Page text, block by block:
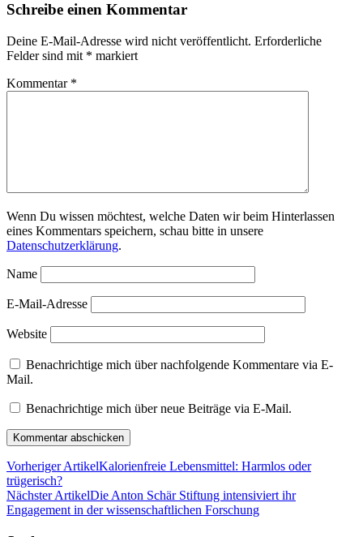
Schreibe einen Kommentar
Deine E-Mail-Adresse wird nicht veröffentlicht. Erforderliche
Felder sind mit * markiert
Kommentar *
Wenn Du wissen möchtest, welche Daten wir beim Hinterlassen
eines Kommentars speichern, schau bitte in unsere
Datenschutzerklärung.
Name
E-Mail-Adresse
Website
Benachrichtige mich über nachfolgende Kommentare via E-
Mail.
Benachrichtige mich über neue Beiträge via E-Mail.
Vorheriger ArtikelKalorienfreie Lebensmittel: Harmlos oder
trügerisch?
Nächster ArtikelDie Anton Schär Stiftung intensiviert ihr
Engagement in der wissenschaftlichen Forschung